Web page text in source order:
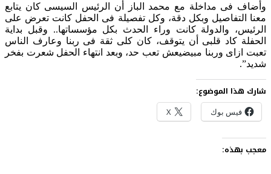
وأضاف فى مداخلة مع محمد الباز أن الرئيس السيسى كان يتابع
معنا التفاصيل وبكل دقة، وكل تفصيلة فى الحفل كانت تعرض على
الرئيس، والدولة كانت وراء الحدث بكل مؤسساتها.. وقبل بداية
الحفلة كاد قلبى أن يتوقف، كان كلى ثقة فى ربنا وعارف الناس
تعبت ازاى وربنا مبيضيعش تعب حد، وبعد انتهاء الحفل شعرت بفخر
شديد”.
شارك هذا الموضوع:
فيس بوك X
معجب بهذه: